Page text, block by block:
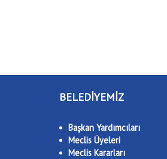
BELEDİYEMİZ
Başkan Yardımcıları
Meclis Üyeleri
Meclis Kararları